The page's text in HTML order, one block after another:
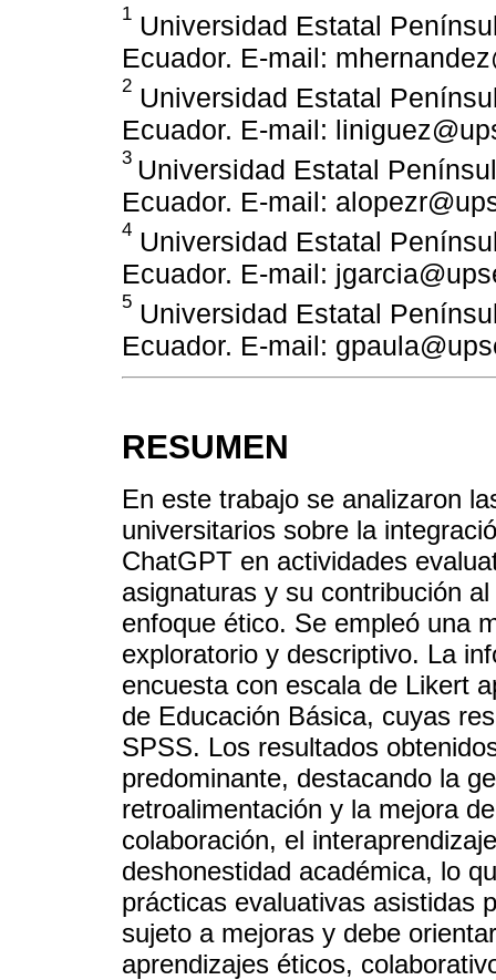
1 Universidad Estatal
Ecuador. E-mail:
2 Universidad Estatal
Ecuador. E-mail:
3 Universidad Estatal
Ecuador. E-mail:
4 Universidad Estatal
Ecuador. E-mail:
5 Universidad Estatal
Ecuador. E-mail:
RESUMEN
En este trabajo se analizaron
universitarios sobre la
ChatGPT en actividades
asignaturas y su contribución
enfoque ético. Se empleó una
exploratorio y descriptivo. La
encuesta con escala de Likert
de Educación Básica, cuyas
SPSS. Los resultados
predominante, destacando la
retroalimentación y la mejora
colaboración, el
deshonestidad académica, lo
prácticas evaluativas asistidas
sujeto a mejoras y debe
aprendizajes éticos,